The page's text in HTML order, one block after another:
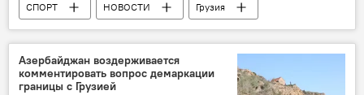
СПОРТ НОВОСТИ
Грузия
Сборная Грузии по футболу
Азербайджан воздерживается
комментировать вопрос демаркации
границы с Грузией